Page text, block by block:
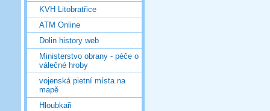
KVH Litobratřice
ATM Online
Dolin history web
Ministerstvo obrany - péče o
válečné hroby
vojenská pietní místa na
mapě
Hloubkaři